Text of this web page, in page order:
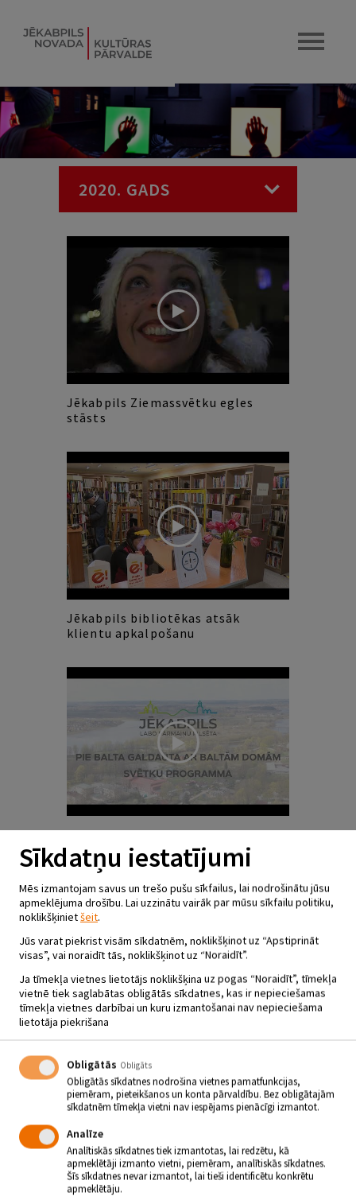
2020. GADS
Jēkabpils Ziemassvētku egles
stāsts
Jēkabpils bibliotēkas atsāk
klientu apkalpošanu
Sveiciens 4. maijā, filma “Pie
Balta galda ar baltām domām”
un tikšanās ar Štelmaheru
ģimeni
Sīkdatņu iestatījumi
Mēs izmantojam savus un trešo pušu sīkfailus, lai nodrošinātu jūsu
apmeklējuma drošību. Lai uzzinātu vairāk par mūsu sīkfailu politiku,
noklikšķinietšeit.
Jūs varat piekrist visām sīkdatnēm, noklikšķinot uz “Apstiprināt
visas”, vai noraidīt tās, noklikšķinot uz “Noraidīt”.
Ja tīmekļa vietnes lietotājs noklikšķina uz pogas “Noraidīt”, tīmekļa
vietnē tiek saglabātas obligātās sīkdatnes, kas ir nepieciešamas
tīmekļa vietnes darbībai un kuru izmantošanai nav nepieciešama
lietotāja piekrišana
Obligātās Obligāts
Obligātās sīkdatnes nodrošina vietnes pamatfunkcijas,
piemēram, pieteikšanos un konta pārvaldību. Bez obligātajām
sīkdatnēm tīmekļa vietni nav iespējams pienācīgi izmantot.
Analīze
Analītiskās sīkdatnes tiek izmantotas, lai redzētu, kā
apmeklētāji izmanto vietni, piemēram, analītiskās sīkdatnes.
Šīs sīkdatnes nevar izmantot, lai tieši identificētu konkrētu
apmeklētāju.